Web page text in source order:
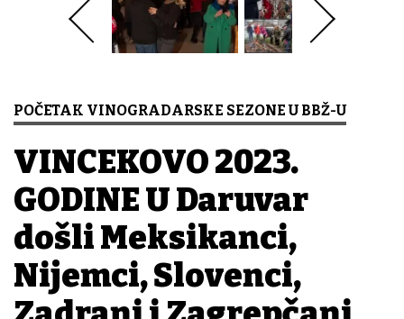
POČETAK VINOGRADARSKE SEZONE U BBŽ-U
VINCEKOVO 2023.
GODINE U Daruvar
došli Meksikanci,
Nijemci, Slovenci,